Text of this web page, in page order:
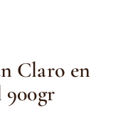
Claro en
900gr